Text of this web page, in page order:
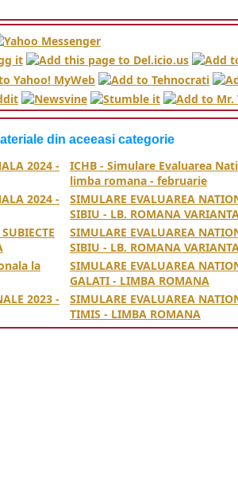
din aceeasi categorie
2024 -
ICHB - Simulare Evaluarea
limba romana - februarie
2024 -
SIMULARE EVALUAREA
SIBIU - LB. ROMANA
SIMULARE EVALUAREA
SIBIU - LB. ROMANA
la
SIMULARE EVALUAREA
GALATI - LIMBA ROMANA
2023 -
SIMULARE EVALUAREA
TIMIS - LIMBA ROMANA